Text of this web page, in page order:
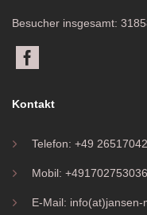
Besucher insgesamt:
Kontakt
Telefon: +49
Mobil: +491702753036
E-Mail: info(at)jansen-